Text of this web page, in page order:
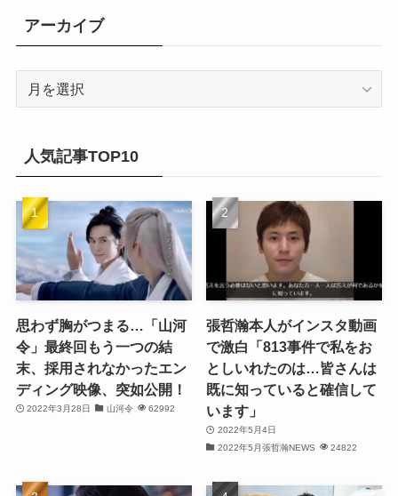
(21)
(25)
(23)
(16)
(17)
アーカイブ
ブ
人気記事TOP10
思わず胸がつまる…「山河
令」最終回もう一つの結
末、採用されなかったエン
ディング映像、突如公開！
2022年3月28日 山河令 62992
張哲瀚本人がインスタ動画
で激白「813事件で私をお
としいれたのは…皆さんは
既に知っていると確信して
います」
2022年5月4日
2022年5月張哲瀚NEWS
24822